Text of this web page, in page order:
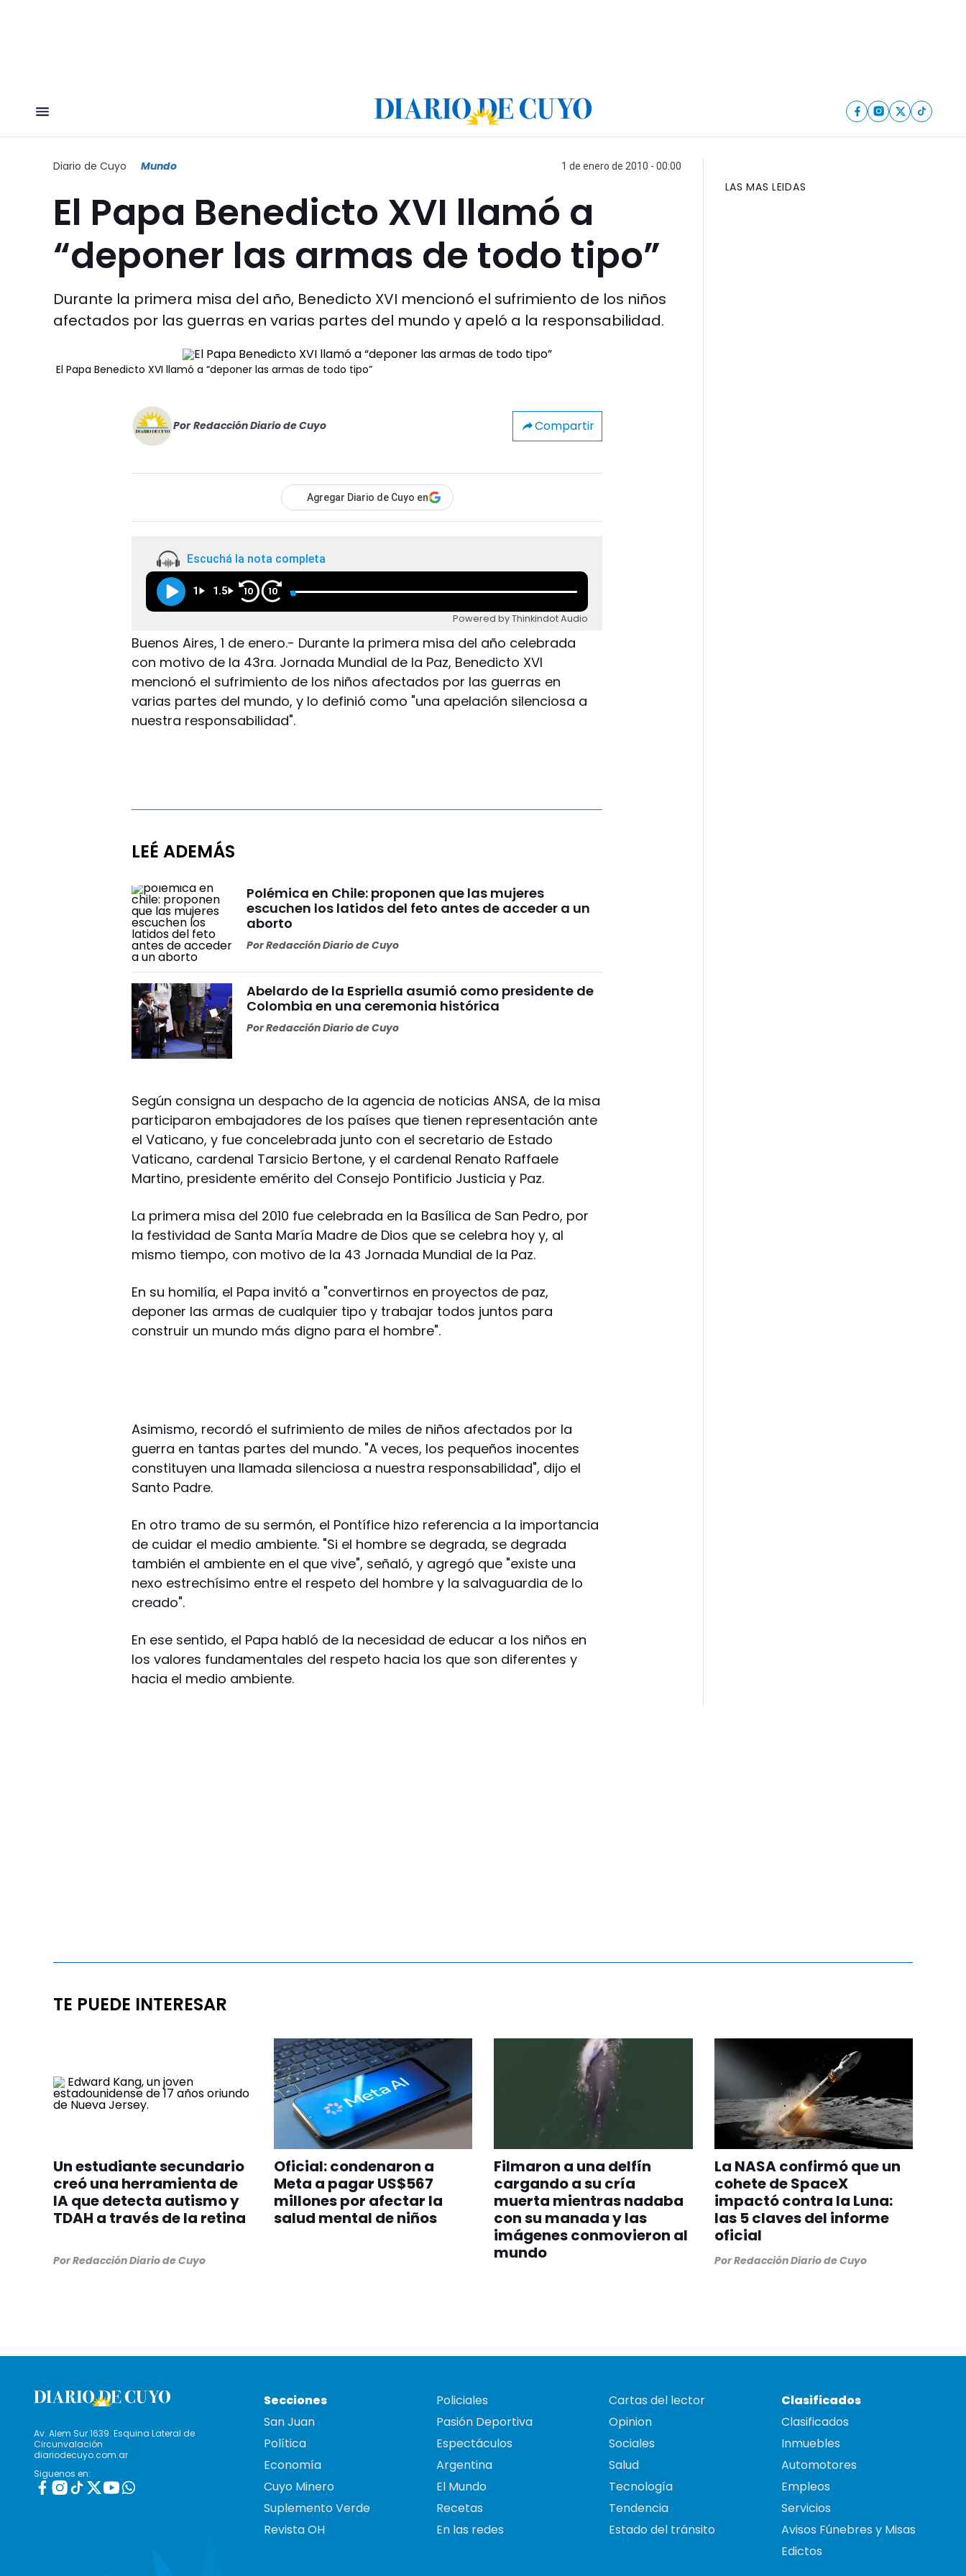
Diario de Cuyo Mundo 1 de enero de 2010 - 00:00
El Papa Benedicto XVI llamó a
“deponer las armas de todo tipo”
Durante la primera misa del año, Benedicto XVI mencionó el sufrimiento de los niños
afectados por las guerras en varias partes del mundo y apeló a la responsabilidad.
El Papa Benedicto XVI llamó a “deponer las armas de todo tipo”
Por Redacción Diario de Cuyo Compartir
Agregar Diario de Cuyo en
Escuchá la nota completa
1 1.5 10 10
Powered by Thinkindot Audio
Buenos Aires, 1 de enero.- Durante la primera misa del año celebrada
con motivo de la 43ra. Jornada Mundial de la Paz, Benedicto XVI
mencionó el sufrimiento de los niños afectados por las guerras en
varias partes del mundo, y lo definió como "una apelación silenciosa a
nuestra responsabilidad".
LEÉ ADEMÁS
Polémica en Chile: proponen que las mujeres
escuchen los latidos del feto antes de acceder a un
aborto
PorRedacción Diario de Cuyo
Abelardo de la Espriella asumió como presidente de
Colombia en una ceremonia histórica
PorRedacción Diario de Cuyo
Según consigna un despacho de la agencia de noticias ANSA, de la misa
participaron embajadores de los países que tienen representación ante
el Vaticano, y fue concelebrada junto con el secretario de Estado
Vaticano, cardenal Tarsicio Bertone, y el cardenal Renato Raffaele
Martino, presidente emérito del Consejo Pontificio Justicia y Paz.
La primera misa del 2010 fue celebrada en la Basílica de San Pedro, por
la festividad de Santa María Madre de Dios que se celebra hoy y, al
mismo tiempo, con motivo de la 43 Jornada Mundial de la Paz.
En su homilía, el Papa invitó a "convertirnos en proyectos de paz,
deponer las armas de cualquier tipo y trabajar todos juntos para
construir un mundo más digno para el hombre".
Asimismo, recordó el sufrimiento de miles de niños afectados por la
guerra en tantas partes del mundo. "A veces, los pequeños inocentes
constituyen una llamada silenciosa a nuestra responsabilidad", dijo el
Santo Padre.
En otro tramo de su sermón, el Pontífice hizo referencia a la importancia
de cuidar el medio ambiente. "Si el hombre se degrada, se degrada
también el ambiente en el que vive", señaló, y agregó que "existe una
nexo estrechísimo entre el respeto del hombre y la salvaguardia de lo
creado".
En ese sentido, el Papa habló de la necesidad de educar a los niños en
los valores fundamentales del respeto hacia los que son diferentes y
hacia el medio ambiente.
LAS MAS LEIDAS
TE PUEDE INTERESAR
Un estudiante secundario
creó una herramienta de
IA que detecta autismo y
TDAH a través de la retina
PorRedacción Diario de Cuyo
Oficial: condenaron a
Meta a pagar US$567
millones por afectar la
salud mental de niños
Filmaron a una delfín
cargando a su cría
muerta mientras nadaba
con su manada y las
imágenes conmovieron al
mundo
La NASA confirmó que un
cohete de SpaceX
impactó contra la Luna:
las 5 claves del informe
oficial
PorRedacción Diario de Cuyo
Av. Alem Sur 1639. Esquina Lateral de
Circunvalación
diariodecuyo.com.ar
Siguenos en:
Secciones
San Juan
Política
Economía
Cuyo Minero
Suplemento Verde
Revista OH
Policiales
Pasión Deportiva
Espectáculos
Argentina
El Mundo
Recetas
En las redes
Cartas del lector
Opinion
Sociales
Salud
Tecnología
Tendencia
Estado del tránsito
Clasificados
Clasificados
Inmuebles
Automotores
Empleos
Servicios
Avisos Fúnebres y Misas
Edictos